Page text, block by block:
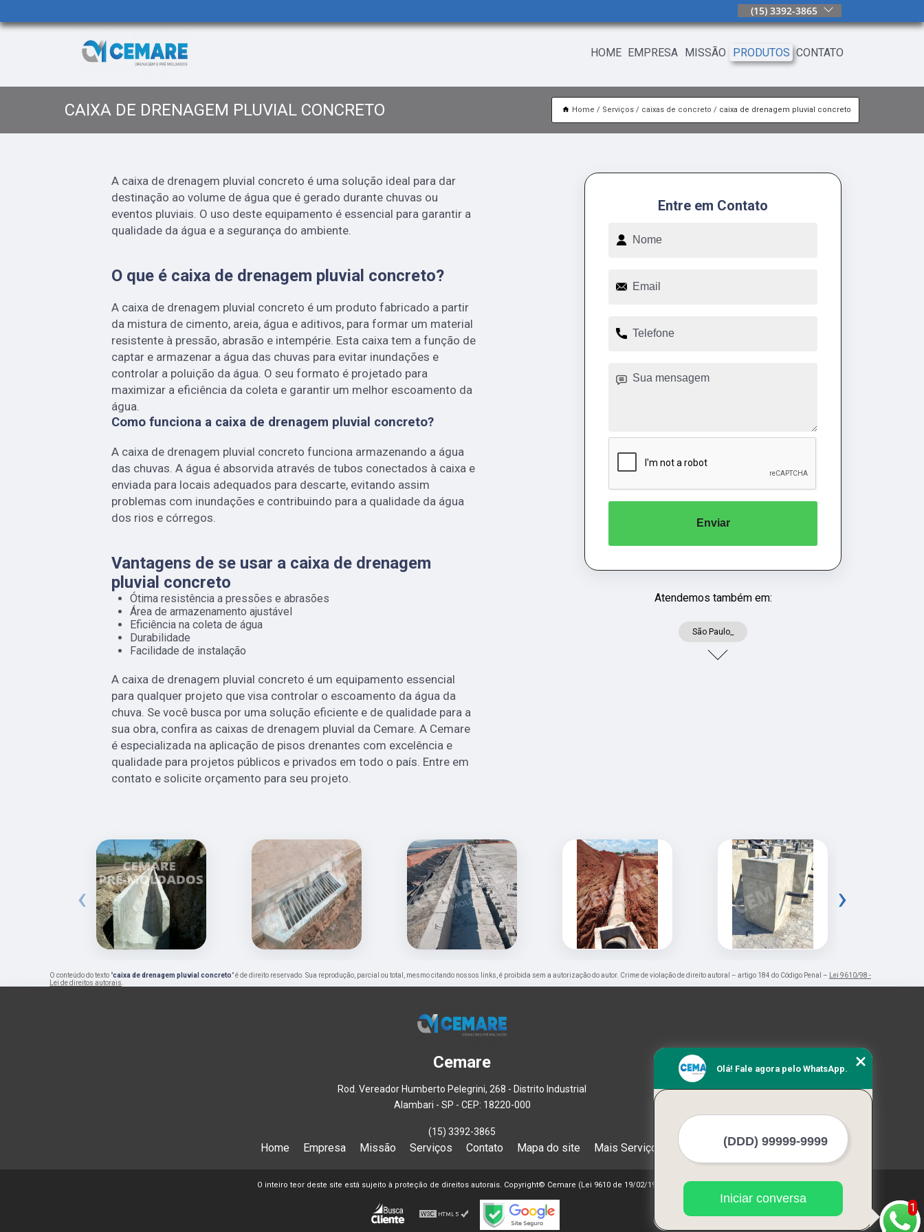
(15) 3392-3865
HOME EMPRESA MISSÃO PRODUTOS CONTATO
CAIXA DE DRENAGEM PLUVIAL CONCRETO Home Serviços caixas de concreto caixa de drenagem pluvial concreto
A caixa de drenagem pluvial concreto é uma solução ideal para dar
destinação ao volume de água que é gerado durante chuvas ou
eventos pluviais. O uso deste equipamento é essencial para garantir a
qualidade da água e a segurança do ambiente.
O que é caixa de drenagem pluvial concreto?
A caixa de drenagem pluvial concreto é um produto fabricado a partir
da mistura de cimento, areia, água e aditivos, para formar um material
resistente à pressão, abrasão e intempérie. Esta caixa tem a função de
captar e armazenar a água das chuvas para evitar inundações e
controlar a poluição da água. O seu formato é projetado para
maximizar a eficiência da coleta e garantir um melhor escoamento da
água.
Como funciona a caixa de drenagem pluvial concreto?
A caixa de drenagem pluvial concreto funciona armazenando a água
das chuvas. A água é absorvida através de tubos conectados à caixa e
enviada para locais adequados para descarte, evitando assim
problemas com inundações e contribuindo para a qualidade da água
dos rios e córregos.
Vantagens de se usar a caixa de drenagem
pluvial concreto
Ótima resistência a pressões e abrasões
Área de armazenamento ajustável
Eficiência na coleta de água
Durabilidade
Facilidade de instalação
A caixa de drenagem pluvial concreto é um equipamento essencial
para qualquer projeto que visa controlar o escoamento da água da
chuva. Se você busca por uma solução eficiente e de qualidade para a
sua obra, confira as caixas de drenagem pluvial da Cemare. A Cemare
é especializada na aplicação de pisos drenantes com excelência e
qualidade para projetos públicos e privados em todo o país. Entre em
contato e solicite orçamento para seu projeto.
Entre em Contato
Enviar
Atendemos também em:
São Paulo_
‹ ›
O conteúdo do texto "caixa de drenagem pluvial concreto" é de direito reservado. Sua reprodução, parcial ou total, mesmo citando nossos links, é proibida sem a autorização do autor. Crime de violação de direito autoral – artigo 184 do Código Penal –
Lei 9610/98 -
Lei de direitos autorais
Cemare
Rod. Vereador Humberto Pelegrini, 268 - Distrito Industrial
Alambari - SP - CEP: 18220-000
(15) 3392-3865
Home Empresa Missão Serviços Contato Mapa do site Mais Serviços
O inteiro teor deste site está sujeito à proteção de direitos autorais. Copyright© Cemare (Lei 9610 de 19/02/1998)
1
Olá! Fale agora pelo WhatsApp.
Iniciar conversa